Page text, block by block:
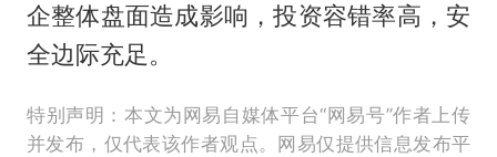
企整体盘面造成影响，投资容错率高，安
全边际充足。
特别声明：本文为网易自媒体平台“网易号”作者上传
并发布，仅代表该作者观点。网易仅提供信息发布平